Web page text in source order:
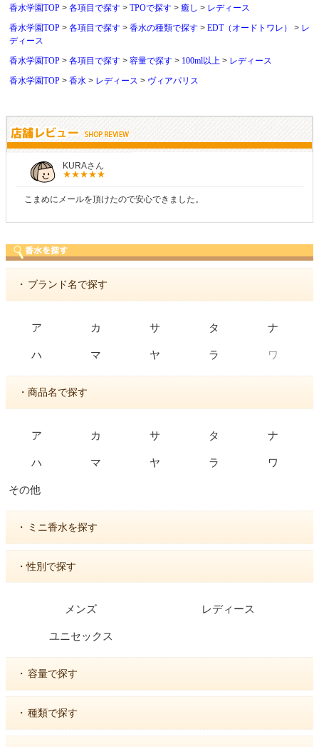
香水学園TOP 各項目で探す TPOで探す 癒し
レディース
香水学園TOP
各項目で探す 香水の種類で探す EDT（オードトワレ）
レ
ディース
香水学園TOP
各項目で探す 容量で探す 100ml以上
レディース
香水学園TOP
香水 レディース ヴィアパリス
安心できました。
・ ブランド名で探す
ア カ サ タ ナ
ハ マ ヤ ラ ワ
・商品名で探す
ア カ サ タ ナ
ハ マ ヤ ラ ワ
その他
・ ミニ香水を探す
・性別で探す
メンズ レディース
ユニセックス
・ 容量で探す
・ 種類で探す